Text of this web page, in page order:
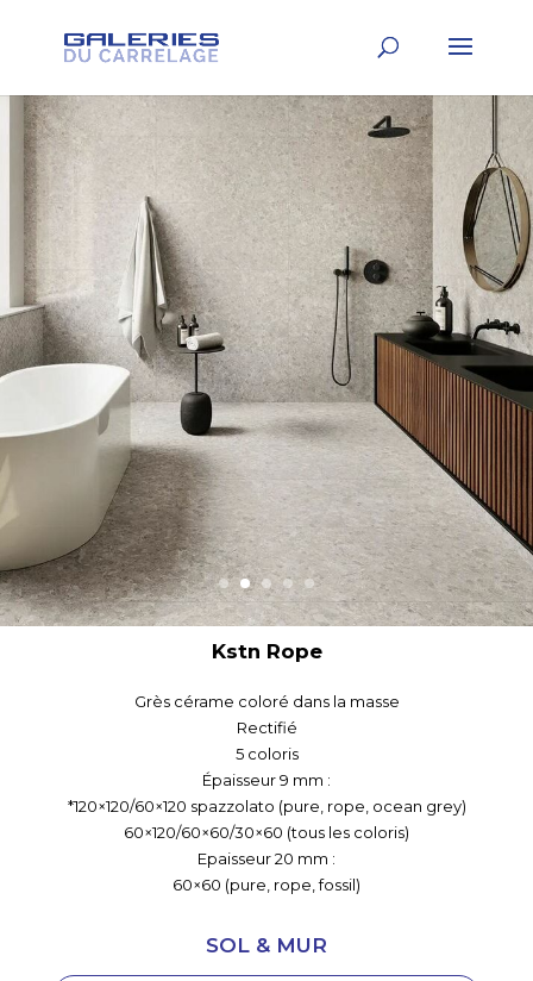
Kstn Ocean Grey
Grès cérame coloré dans la masse
Rectifié
5 coloris
Épaisseur 9 mm :
*120×120/60×120 spazzolato (pure, rope, ocean grey)
60×120/60×60/30×60 (tous les coloris)
Epaisseur 20 mm :
60×60 (pure, rope, fossil)
SOL & MUR